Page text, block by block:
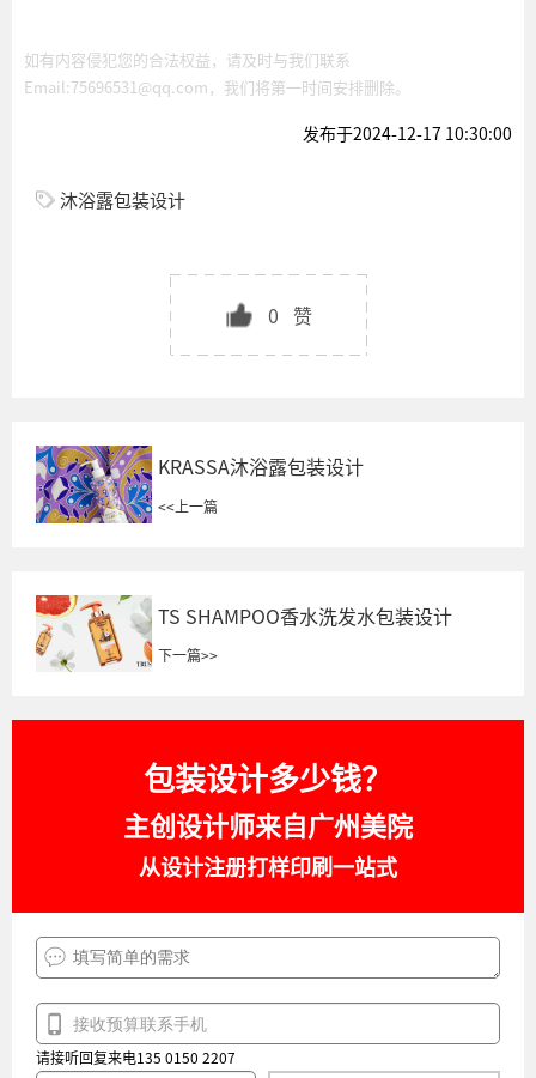
如有内容侵犯您的合法权益，请及时与我们联系
Email:75696531@qq.com，我们将第一时间安排删除。
发布于2024-12-17 10:30:00
沐浴露包装设计
0 赞
KRASSA沐浴露包装设计
<< 上一篇
TS SHAMPOO香水洗发水包装设计
下一篇>>
包装设计多少钱？
主创设计师来自广州美院
从设计注册打样印刷一站式
请接听回复来电135 0150 2207